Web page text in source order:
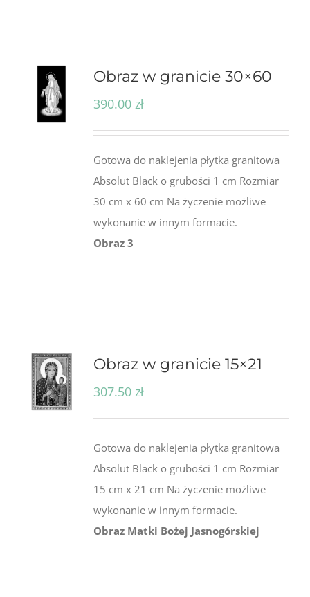
DODAJ
DO
KOSZYKA
Obraz w granicie 30×60
390.00 zł
Gotowa do naklejenia płytka granitowa
Absolut Black o grubości 1 cm Rozmiar
30 cm x 60 cm Na życzenie możliwe
wykonanie w innym formacie.
Obraz 3
DODAJ
DO
KOSZYKA
Obraz w granicie 15×21
307.50 zł
Gotowa do naklejenia płytka granitowa
Absolut Black o grubości 1 cm Rozmiar
15 cm x 21 cm Na życzenie możliwe
wykonanie w innym formacie.
Obraz Matki Bożej Jasnogórskiej